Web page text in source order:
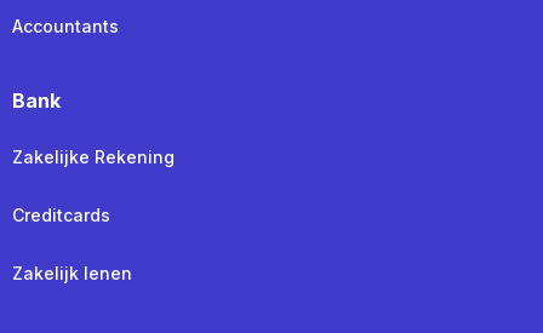
Accountants
Bank
Zakelijke Rekening
Creditcards
Zakelijk lenen